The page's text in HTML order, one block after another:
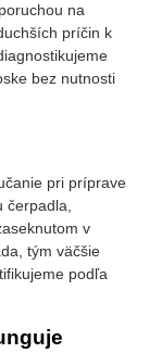
na
príčin k
bez nutnosti
pri príprave
čerpadla,
v
tým väčšie
podľa